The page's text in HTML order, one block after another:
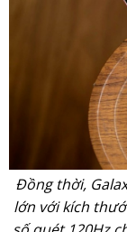
Đồng thời,
lớn với kích